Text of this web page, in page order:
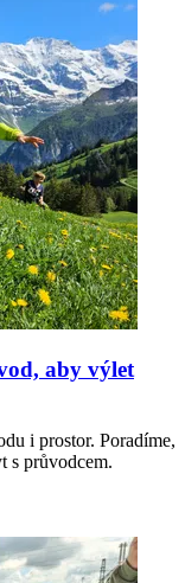
aby výlet
i prostor. Poradíme,
s průvodcem.